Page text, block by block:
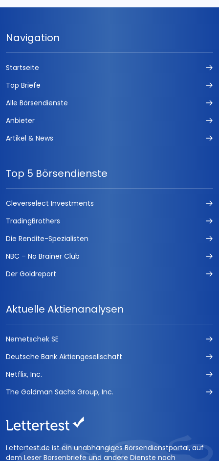
Navigation
Startseite
Top Briefe
Alle Börsendienste
Anbieter
Artikel & News
Top 5 Börsendienste
Cleverselect Investments
TradingBrothers
Die Rendite-Spezialisten
NBC – No Brainer Club
Der Goldreport
Aktuelle Aktienanalysen
Nemetschek SE
Deutsche Bank Aktiengesellschaft
Netflix, Inc.
The Goldman Sachs Group, Inc.
Lettertest.de ist ein unabhängiges Börsendienstportal, auf
dem Leser Börsenbriefe und andere Dienste nach